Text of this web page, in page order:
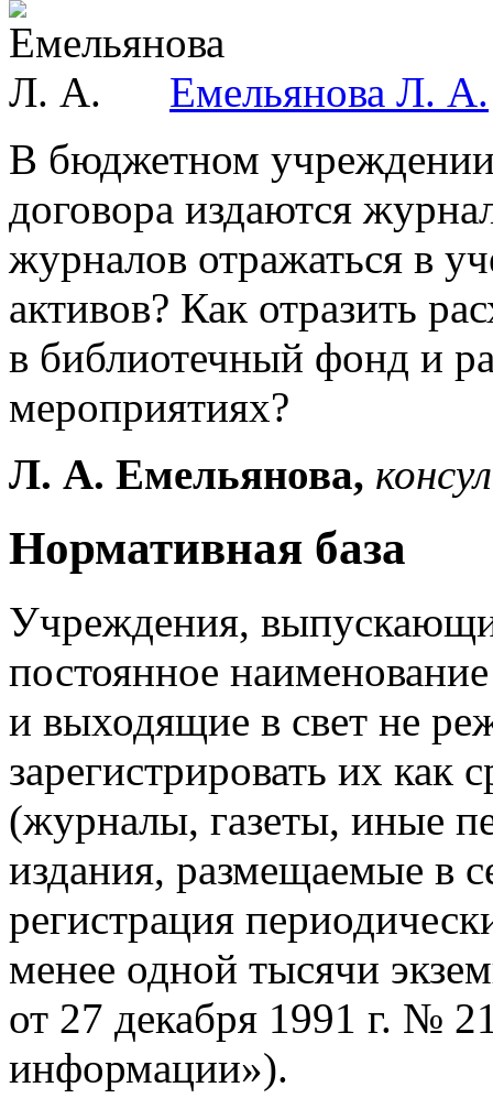
Емельянова Л. А.
В бюджетном учреждении
договора издаются
журналов отражаться в
активов? Как отразить
в библиотечный фонд и
мероприятиях?
Л. А. Емельянова,
Нормативная база
Учреждения,
постоянное
и выходящие в свет не
зарегистрировать их как
(журналы, газеты, иные
издания, размещаемые в
регистрация
менее одной тысячи
от 27 декабря 1991 г. №
информации»).